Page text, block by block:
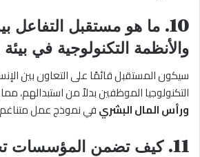
10. ما هو مستقبل التفاعل
والأنظمة التكنولوجية في
سيكون المستقبل قائمًا على التعاون بين
التكنولوجيا الموظفين بدلاً من استبدالهم،
ورأس المال البشريفي نموذج عمل
11. كيف تضمن المؤسسات